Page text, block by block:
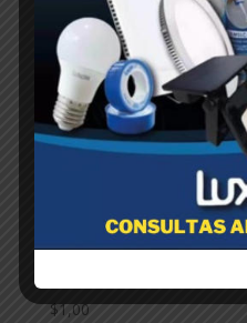
LUXOM-
$1,00